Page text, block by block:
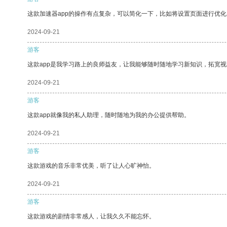
这款加速器app的操作有点复杂，可以简化一下，比如将设置页面进行优
2024-09-21
游客
这款app是我学习路上的良师益友，让我能够随时随地学习新知识，拓宽
2024-09-21
游客
这款app就像我的私人助理，随时随地为我的办公提供帮助。
2024-09-21
游客
这款游戏的音乐非常优美，听了让人心旷神怡。
2024-09-21
游客
这款游戏的剧情非常感人，让我久久不能忘怀。